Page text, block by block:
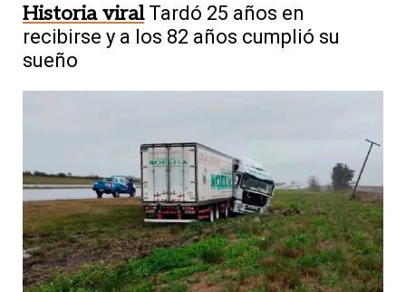
Historia viral Tardó 25 años en
recibirse y a los 82 años cumplió su
sueño